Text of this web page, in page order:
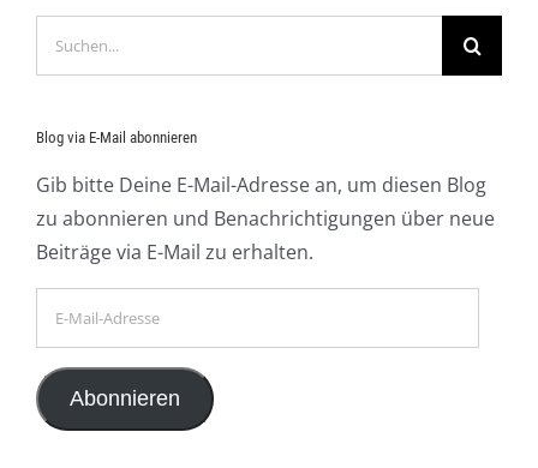
Blog via E-Mail abonnieren
Gib bitte Deine E-Mail-Adresse an, um diesen Blog
zu abonnieren und Benachrichtigungen über neue
Beiträge via E-Mail zu erhalten.
Adresse
Abonnieren